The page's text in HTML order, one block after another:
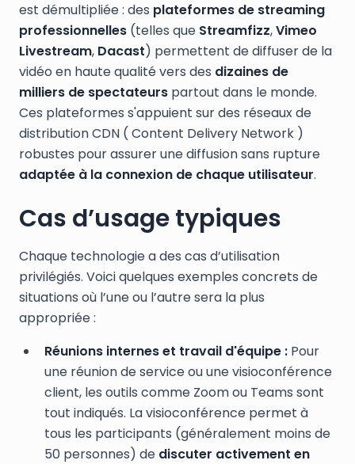
est démultipliée : des plateformes de streaming
professionnelles (telles que Streamfizz,Vimeo
Livestream, Dacast) permettent de diffuser de la
vidéo en haute qualité vers des dizaines de
milliers de spectateurs partout dans le monde.
Ces plateformes s'appuient sur des réseaux de
distribution CDN ( Content Delivery Network )
robustes pour assurer une diffusion sans rupture
adaptée à la connexion de chaque utilisateur.
Cas d’usage typiques
Chaque technologie a des cas d’utilisation
privilégiés. Voici quelques exemples concrets de
situations où l’une ou l’autre sera la plus
appropriée :
Réunions internes et travail d'équipe : Pour
une réunion de service ou une visioconférence
client, les outils comme Zoom ou Teams sont
tout indiqués. La visioconférence permet à
tous les participants (généralement moins de
50 personnes) de discuter activement en